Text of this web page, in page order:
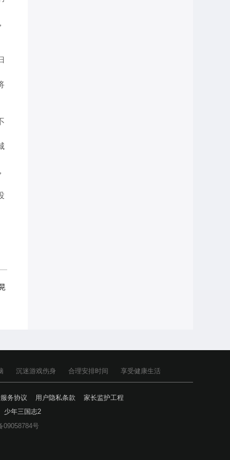
沉迷游戏伤身 合理安排时间 享受健康生活
务协议 用户隐私条款
家长监护工程
少年三国志2
09058784号